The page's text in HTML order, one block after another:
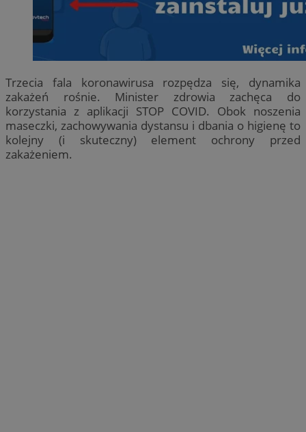
Trzecia fala koronawirusa rozpędza się, dynamika
zakażeń rośnie. Minister zdrowia zachęca do
korzystania z aplikacji STOP COVID. Obok noszenia
maseczki, zachowywania dystansu i dbania o higienę to
kolejny (i skuteczny) element ochrony przed
zakażeniem.